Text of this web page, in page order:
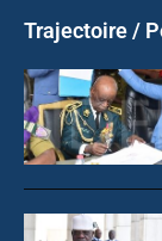
Trajectoire /